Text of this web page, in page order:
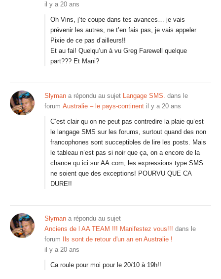
il y a 20 ans
Oh Vins, j’te coupe dans tes avances… je vais
prévenir les autres, ne t’en fais pas, je vais appeler
Pixie de ce pas d’ailleurs!!
Et au fai! Quelqu’un à vu Greg Farewell quelque
part??? Et Mani?
Slyman a répondu au sujet Langage SMS. dans le
forum Australie – le pays-continent il y a 20 ans
C’est clair qu on ne peut pas contredire la plaie qu’est
le langage SMS sur les forums, surtout quand des non
francophones sont succeptibles de lire les posts. Mais
le tableau n’est pas si noir que ça, on a encore de la
chance qu ici sur AA.com, les expressions type SMS
ne soient que des exceptions! POURVU QUE CA
DURE!!
Slyman a répondu au sujet
Anciens de l AA TEAM !!! Manifestez vous!!! dans le
forum
Ils sont de retour d'un an en Australie !
il y a 20 ans
Ca roule pour moi pour le 20/10 à 19h!!